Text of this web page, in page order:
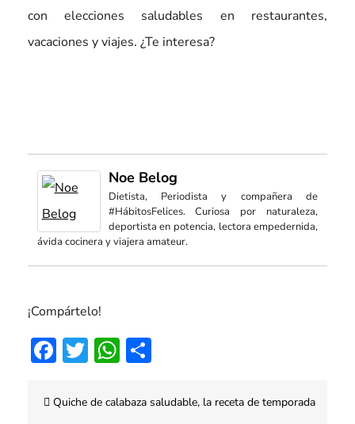
con elecciones saludables en restaurantes,
vacaciones y viajes. ¿Te interesa?
Noe Belog
Dietista, Periodista y compañera de
#HábitosFelices. Curiosa por naturaleza,
deportista en potencia, lectora empedernida,
ávida cocinera y viajera amateur.
¡Compártelo!
Facebook
TwitterWhatsApp
Compartir
de Quiche de calabaza saludable, la receta de temporada